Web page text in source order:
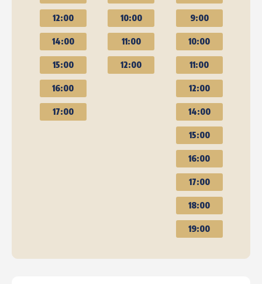
12:00
14:00
15:00
16:00
17:00
10:00
11:00
12:00
9:00
10:00
11:00
12:00
14:00
15:00
16:00
17:00
18:00
19:00